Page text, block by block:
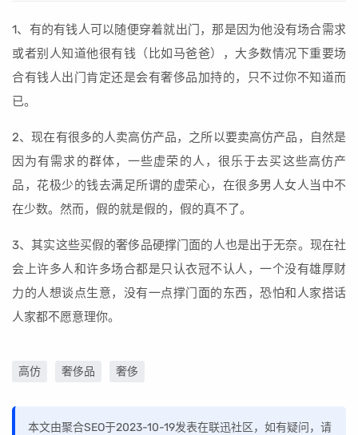
1、有的有钱人可以随便穿着就出门，那是因为他没有场合需求
或者别人知道他很有钱（比如马爸爸），大多数情况下重要场
合有钱人出门肯定还是会有奢侈品加持的，只不过你不知道而
已。
2、现在有很多的人卖高仿产品，之所以要卖高仿产品，自然是
因为有需求的群体，一些虚荣的人，很乐于去买这些高仿产
品，花极少的钱去满足所谓的虚荣心，在很多男人女人当中不
在少数。然而，假的就是假的，假的真不了。
3、其实这些买假的奢侈品硬撑门面的人也是出于无奈。现在社
会上许多人和许多场合都是只认衣冠不认人，一个没有雄厚财
力的人想谈点生意，没有一点撑门面的东西，恐怕和人家搭话
人家都不愿意理你。
高仿 奢侈品 奢侈
本文由聚合SEO于2023-10-19发表在联迅社区，如有疑问，请